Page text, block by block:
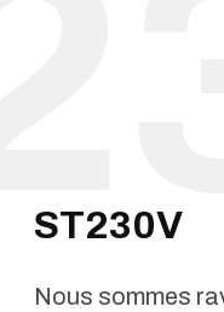
ST230V
Nous sommes